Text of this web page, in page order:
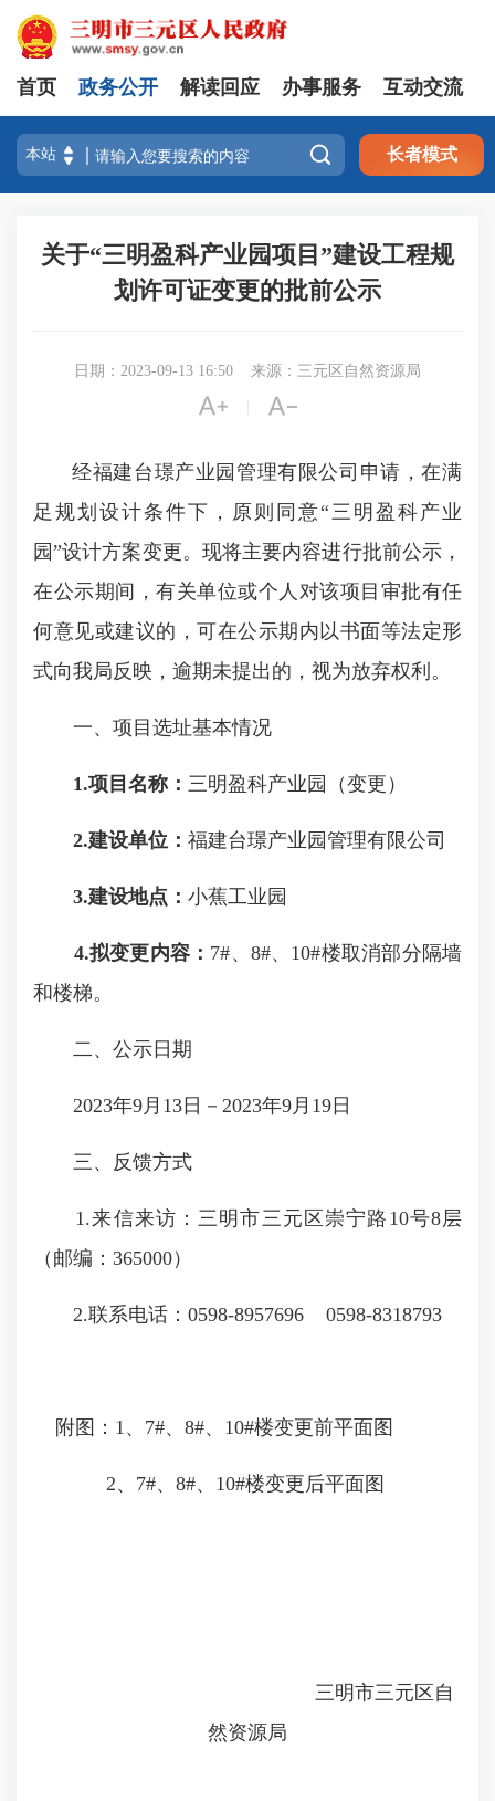
首页 政务公开 解读回应 办事服务 互动交流
 长者模式
关于“三明盈科产业园项目”建设工程规
划许可证变更的批前公示
日期：2023-09-13 16:50 来源：三元区自然资源局
 
经福建台璟产业园管理有限公司申请，在满
足规划设计条件下，原则同意“三明盈科产业
园”设计方案变更。现将主要内容进行批前公示，
在公示期间，有关单位或个人对该项目审批有任
何意见或建议的，可在公示期内以书面等法定形
式向我局反映，逾期未提出的，视为放弃权利。
一、项目选址基本情况
1.项目名称： 三明盈科产业园（变更）
2.建设单位： 福建台璟产业园管理有限公司
3.建设地点： 小蕉工业园
4.拟变更内容： 7#、8#、10#楼取消部分隔墙
和楼梯。
二、公示日期
2023年9月13日－2023年9月19日
三、反馈方式
1.来信来访：三明市三元区崇宁路10号8层
（邮编：365000）
2.联系电话：0598-8957696 0598-8318793
附图：1、7#、8#、10#楼变更前平面图
2、7#、8#、10#楼变更后平面图
三明市三元区自
然资源局